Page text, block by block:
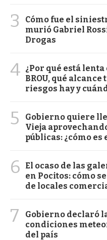
3
Cómo fue el
murió Gabriel
Drogas
4 ¿Por qué está
BROU, qué
riesgos hay y
5
Gobierno quiere
Vieja
públicas: ¿cómo es
6
El ocaso de las
en Pocitos: cómo
de locales
7
Gobierno declaró
condiciones
del país